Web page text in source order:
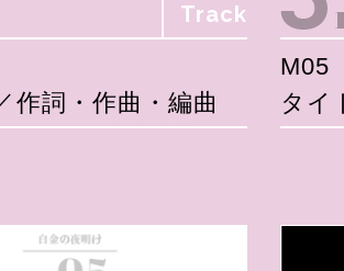
Track
作詞・作曲・編曲
M05
タイ